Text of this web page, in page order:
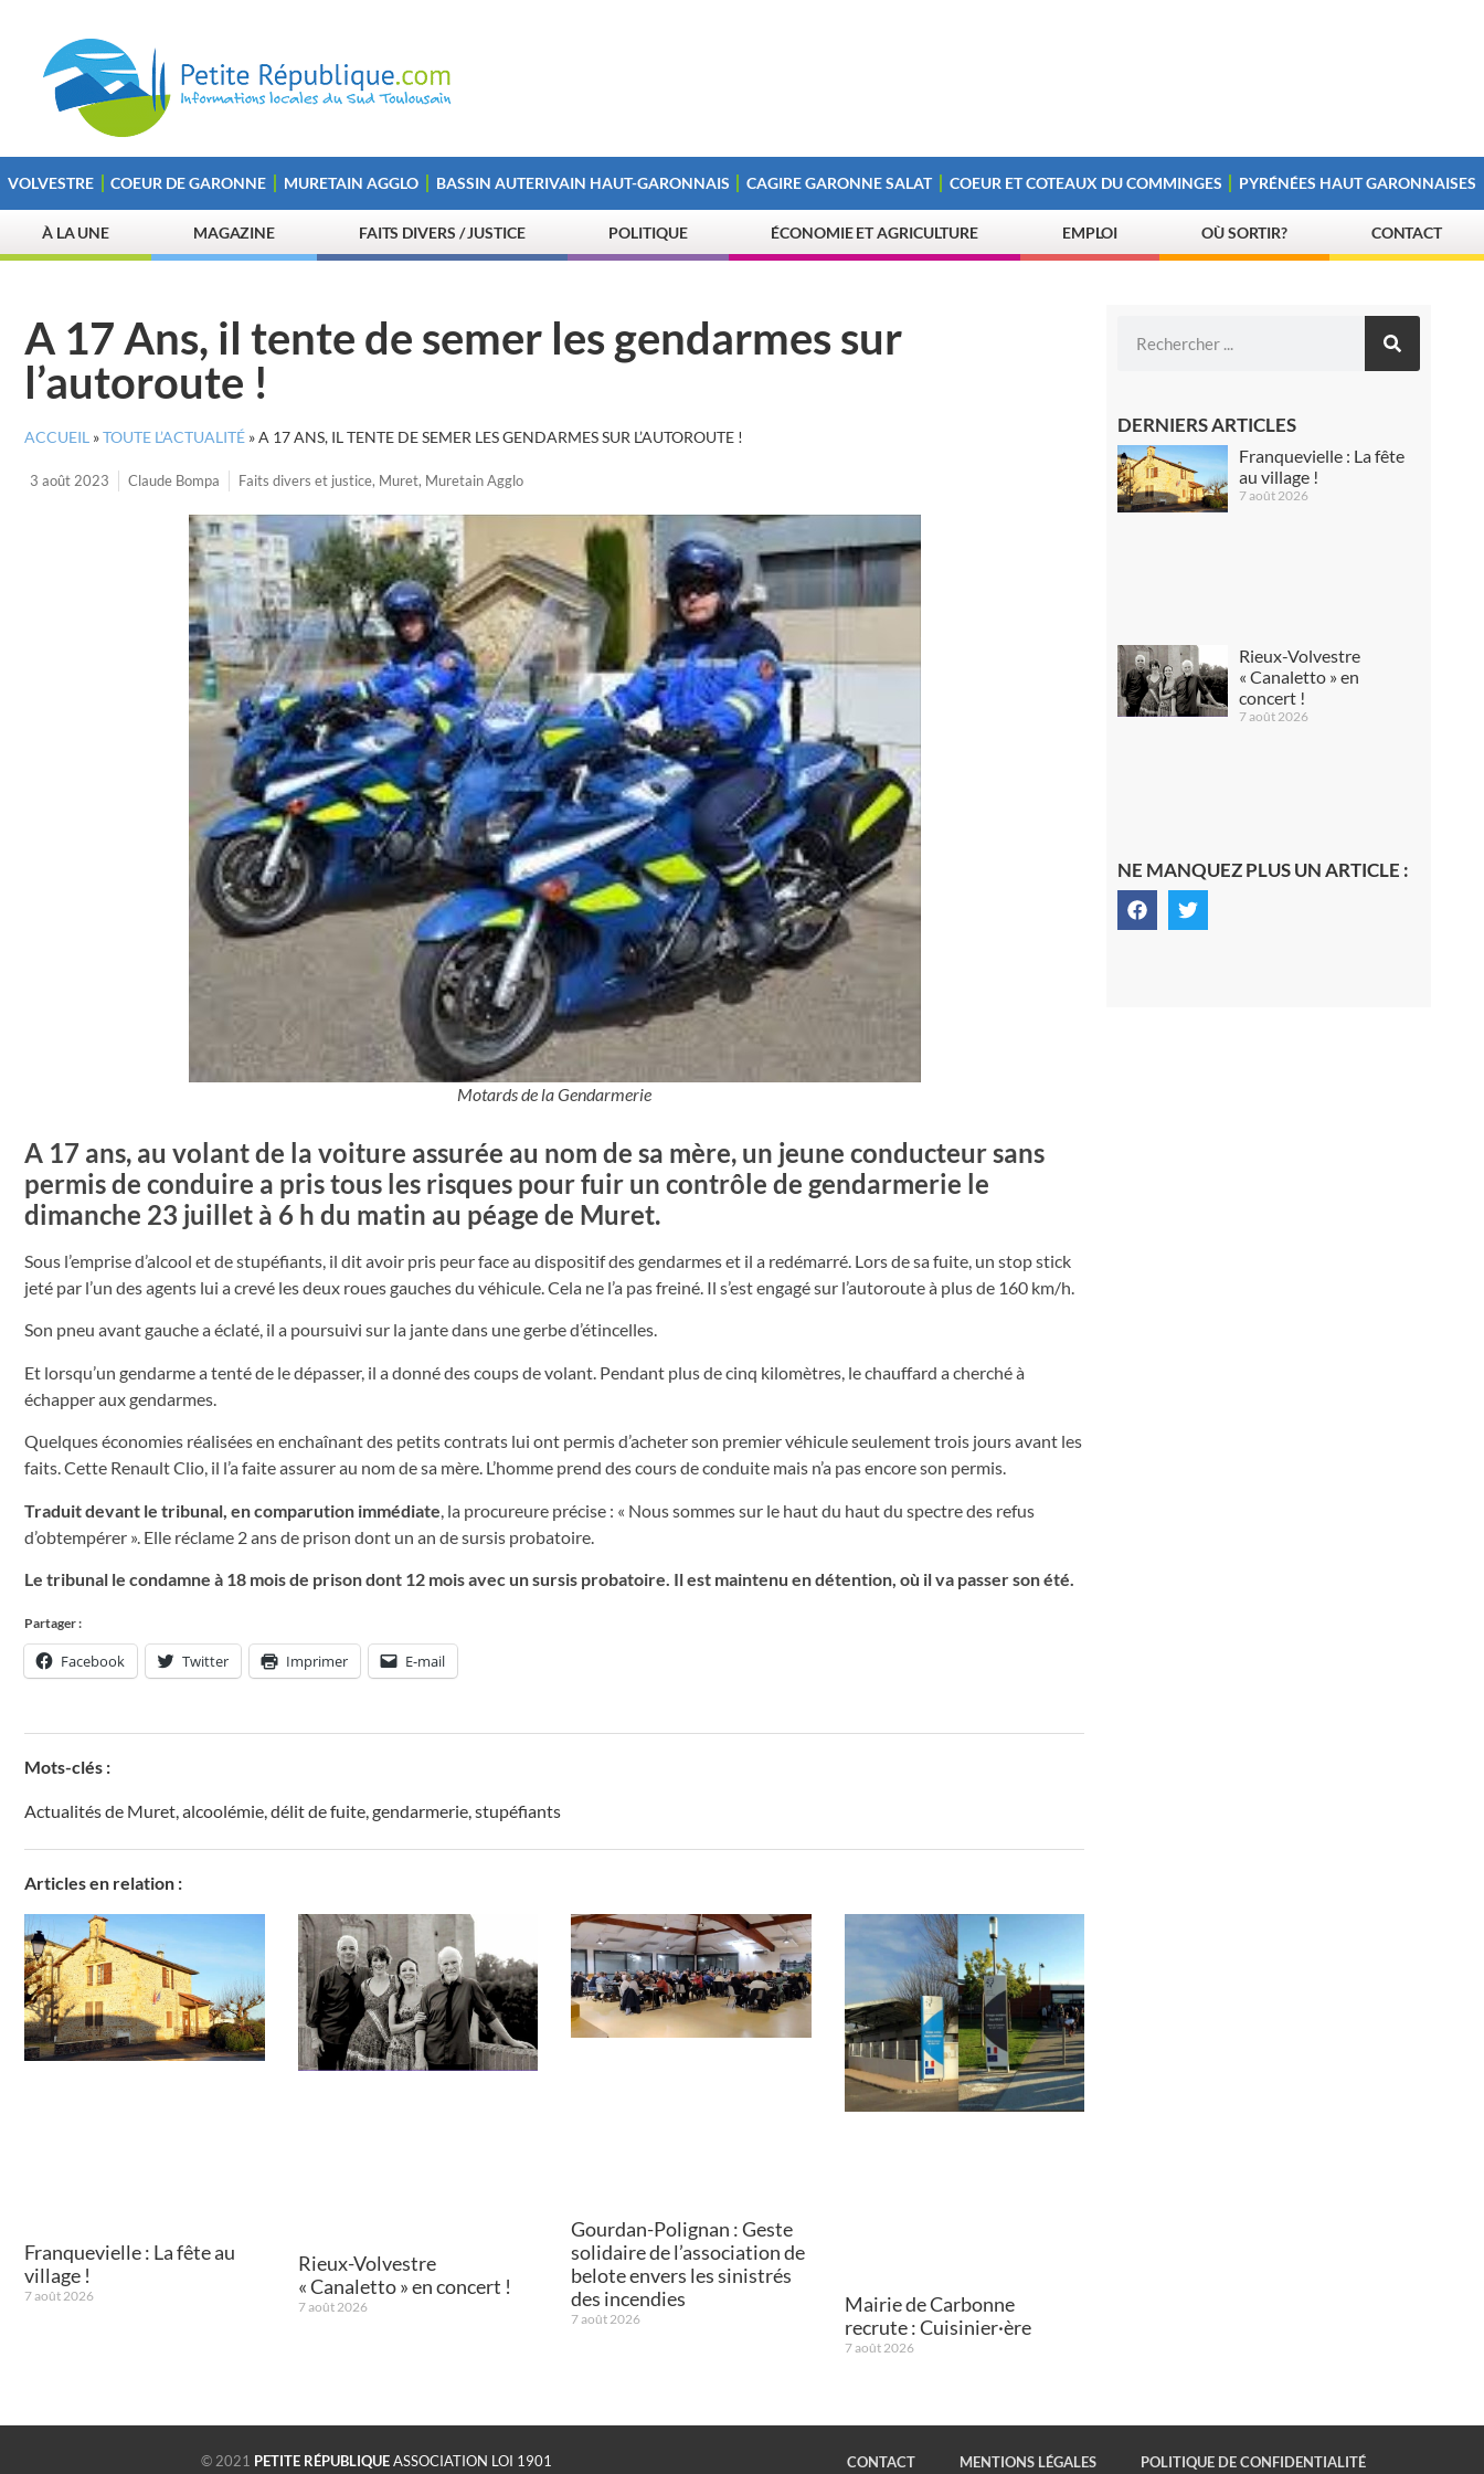
VOLVESTRE COEUR DE GARONNE MURETAIN AGGLO BASSIN AUTERIVAIN HAUT-GARONNAIS CAGIRE GARONNE SALAT COEUR ET COTEAUX DU COMMINGES PYRÉNÉES HAUT GARONNAISES
À LA UNE MAGAZINE FAITS DIVERS / JUSTICE POLITIQUE ÉCONOMIE ET AGRICULTURE EMPLOI OÙ SORTIR? CONTACT
A 17 Ans, il tente de semer les gendarmes sur
l’autoroute !
ACCUEIL »TOUTE L’ACTUALITÉ »A 17 ANS, IL TENTE DE SEMER LES GENDARMES SUR L’AUTOROUTE !
3 août 2023 Claude Bompa Faits divers et justice, Muret, Muretain Agglo
Motards de la Gendarmerie
A 17 ans, au volant de la voiture assurée au nom de sa mère, un jeune conducteur sans
permis de conduire a pris tous les risques pour fuir un contrôle de gendarmerie le
dimanche 23 juillet à 6 h du matin au péage de Muret.
Sous l’emprise d’alcool et de stupéfiants, il dit avoir pris peur face au dispositif des gendarmes et il a redémarré. Lors de sa fuite, un stop stick
jeté par l’un des agents lui a crevé les deux roues gauches du véhicule. Cela ne l’a pas freiné. Il s’est engagé sur l’autoroute à plus de 160 km/h.
Son pneu avant gauche a éclaté, il a poursuivi sur la jante dans une gerbe d’étincelles.
Et lorsqu’un gendarme a tenté de le dépasser, il a donné des coups de volant. Pendant plus de cinq kilomètres, le chauffard a cherché à
échapper aux gendarmes.
Quelques économies réalisées en enchaînant des petits contrats lui ont permis d’acheter son premier véhicule seulement trois jours avant les
faits. Cette Renault Clio, il l’a faite assurer au nom de sa mère. L’homme prend des cours de conduite mais n’a pas encore son permis.
Traduit devant le tribunal, en comparution immédiate , la procureure précise : « Nous sommes sur le haut du haut du spectre des refus
d’obtempérer ». Elle réclame 2 ans de prison dont un an de sursis probatoire.
Le tribunal le condamne à 18 mois de prison dont 12 mois avec un sursis probatoire. Il est maintenu en détention, où il va passer son été.
Partager :
Facebook Twitter Imprimer E-mail
Mots-clés :
Actualités de Muret,alcoolémie,délit de fuite,gendarmerie,stupéfiants
Articles en relation :
Franquevielle : La fête au
village !
7 août 2026
Rieux-Volvestre
« Canaletto » en concert !
7 août 2026
Gourdan-Polignan : Geste
solidaire de l’association de
belote envers les sinistrés
des incendies
7 août 2026
Mairie de Carbonne
recrute : Cuisinier·ère
7 août 2026
DERNIERS ARTICLES
Franquevielle : La fête
au village !
7 août 2026
Rieux-Volvestre
« Canaletto » en
concert !
7 août 2026
NE MANQUEZ PLUS UN ARTICLE :
© 2021 PETITE RÉPUBLIQUEASSOCIATION LOI 1901 CONTACT MENTIONS LÉGALES POLITIQUE DE CONFIDENTIALITÉ